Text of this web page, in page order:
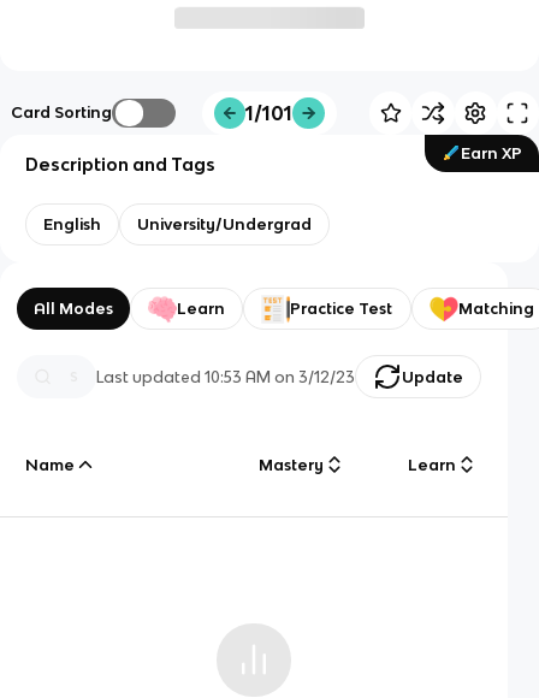
Card Sorting 1/101
Earn XP
Description and Tags
English University/Undergrad
All Modes Learn Practice Test Matching
Last updated10:53 AM on 3/12/23 Update
Name Mastery Learn